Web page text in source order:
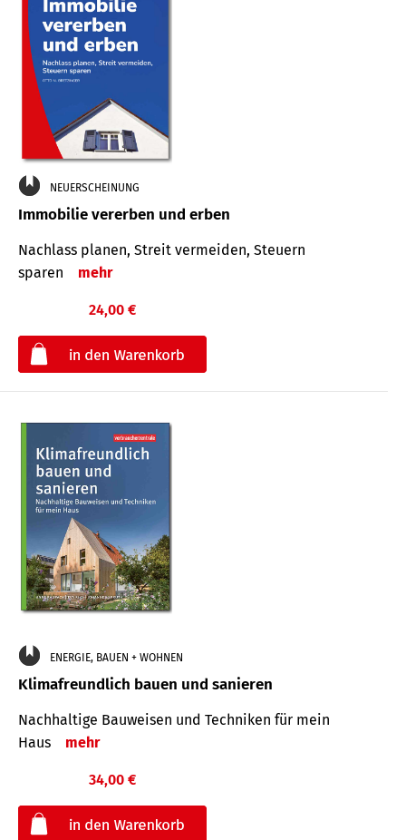
NEUERSCHEINUNG
Immobilie vererben und erben
Nachlass planen, Streit vermeiden, Steuern
sparen
mehr
24,00 €
ENERGIE, BAUEN + WOHNEN
Klimafreundlich bauen und sanieren
Nachhaltige Bauweisen und Techniken für mein
Haus
mehr
34,00 €